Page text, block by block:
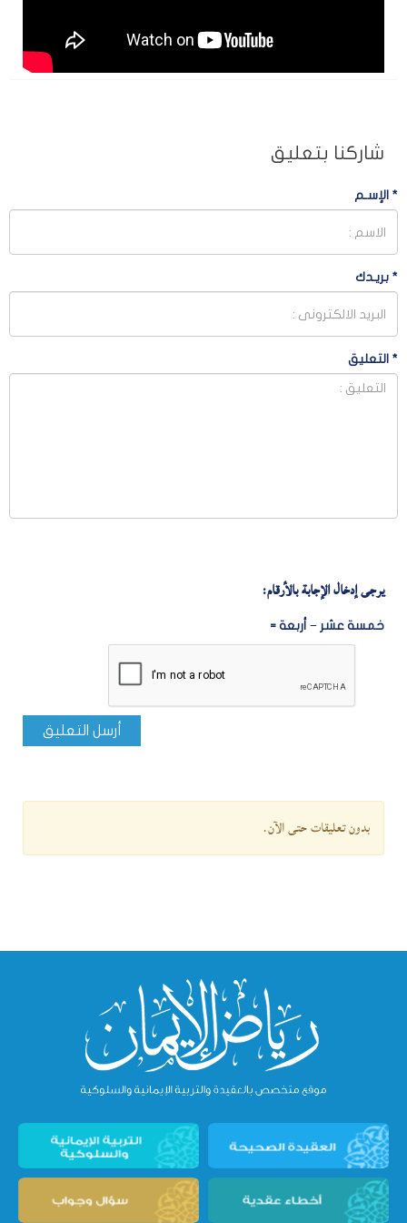
شاركنا بتعليق
* الإسـم
* بريـدك
* التعليق
يرجى إدخال الإجابة بالأرقام:
خمسة عشر − أربعة =
أرسل التعليق
بدون تعليقات حتى الآن.